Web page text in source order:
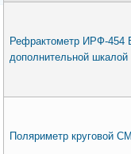
Рефрактометр ИРФ-454
дополнительной шкалой
Поляриметр круговой